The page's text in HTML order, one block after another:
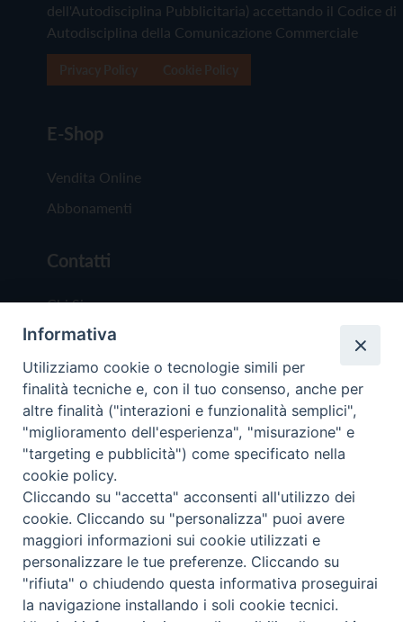
dell'Autodisciplina Pubblicitaria) accettando il Codice di
Autodisciplina della Comunicazione Commerciale
E-Shop
Vendita Online
Abbonamenti
Contatti
Chi Siamo
Redazione
Scrivici
Copyright © 2019 - Tutti i diritti riservati - Vita
Trentina Editrice
Privacy Policy
Torna
Informativa
Utilizziamo cookie o tecnologie simili per
finalità tecniche e, con il tuo consenso, anche per
altre finalità ("interazioni e funzionalità semplici",
"miglioramento dell'esperienza", "misurazione" e
"targeting e pubblicità") come specificato nella
cookie policy.
Cliccando su "accetta" acconsenti all'utilizzo dei
cookie. Cliccando su "personalizza" puoi avere
maggiori informazioni sui cookie utilizzati e
personalizzare le tue preferenze. Cliccando su
"rifiuta" o chiudendo questa informativa proseguirai
la navigazione installando i soli cookie tecnici.